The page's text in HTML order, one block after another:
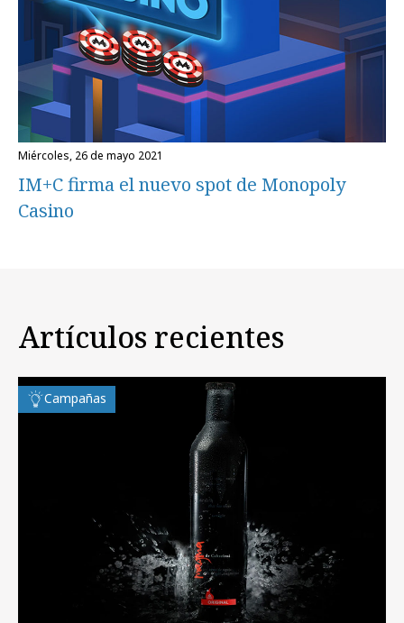
miércoles, 26 de mayo 2021
IM+C firma el nuevo spot de Monopoly
Casino
Artículos recientes
Campañas